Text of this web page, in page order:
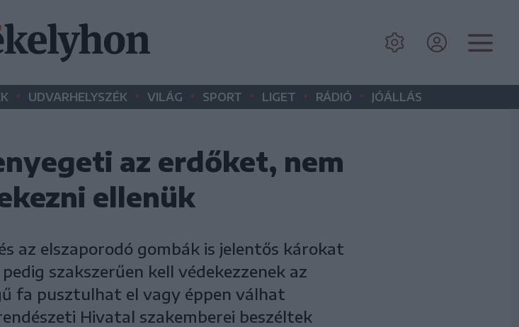
• UDVARHELYSZÉK • VILÁG • SPORT • LIGET • RÁDIÓ • JÓÁLLÁS
az erdőket, nem
ellenük
az elszaporodó gombák is jelentős károkat
szakszerűen kell védekezzenek az
fa pusztulhat el vagy éppen válhat
Hivatal szakemberei beszéltek